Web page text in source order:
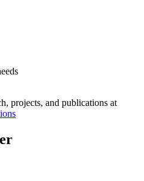
projects, and publications at